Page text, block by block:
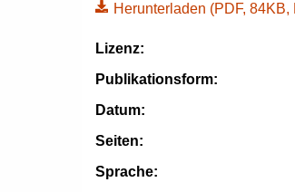
Herunterladen (PDF, 84KB,
Lizenz:
Publikationsform:
Datum:
Seiten:
Sprache: